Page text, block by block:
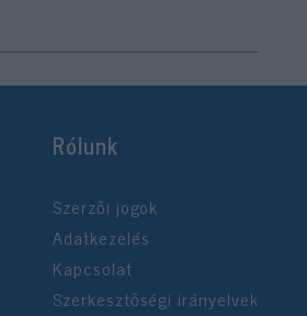
Rólunk
Szerzői jogok
Adatkezelés
Kapcsolat
Szerkesztőségi irányelvek